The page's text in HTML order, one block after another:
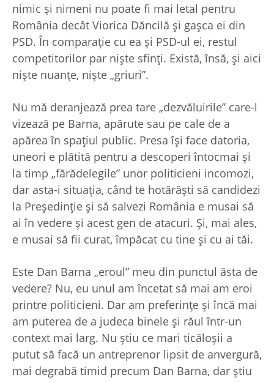
nimic şi nimeni nu poate fi mai letal pentru
România decât Viorica Dăncilă şi gaşca ei din
PSD. În comparaţie cu ea şi PSD-ul ei, restul
competitorilor par nişte sfinţi. Există, însă, şi aici
nişte nuanţe, nişte „griuri”.
Nu mă deranjează prea tare „dezvăluirile” care-l
vizează pe Barna, apărute sau pe cale de a
apărea în spaţiul public. Presa îşi face datoria,
uneori e plătită pentru a descoperi întocmai şi
la timp „fărădelegile” unor politicieni incomozi,
dar asta-i situaţia, când te hotărăşti să candidezi
la Preşedinţie şi să salvezi România e musai să
ai în vedere şi acest gen de atacuri. Şi, mai ales,
e musai să fii curat, împăcat cu tine şi cu ai tăi.
Este Dan Barna „eroul” meu din punctul ăsta de
vedere? Nu, eu unul am încetat să mai am eroi
printre politicieni. Dar am preferinţe şi încă mai
am puterea de a judeca binele şi răul într-un
context mai larg. Nu ştiu ce mari ticăloşii a
putut să facă un antreprenor lipsit de anvergură,
mai degrabă timid precum Dan Barna, dar ştiu